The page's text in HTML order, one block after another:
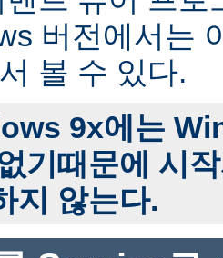
버전에서는
볼 수 있다.
9x에는
기때문에 시
지 않는다.